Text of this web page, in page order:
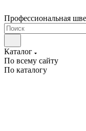
Профессиональная
Каталог
По всему сайту
По каталогу